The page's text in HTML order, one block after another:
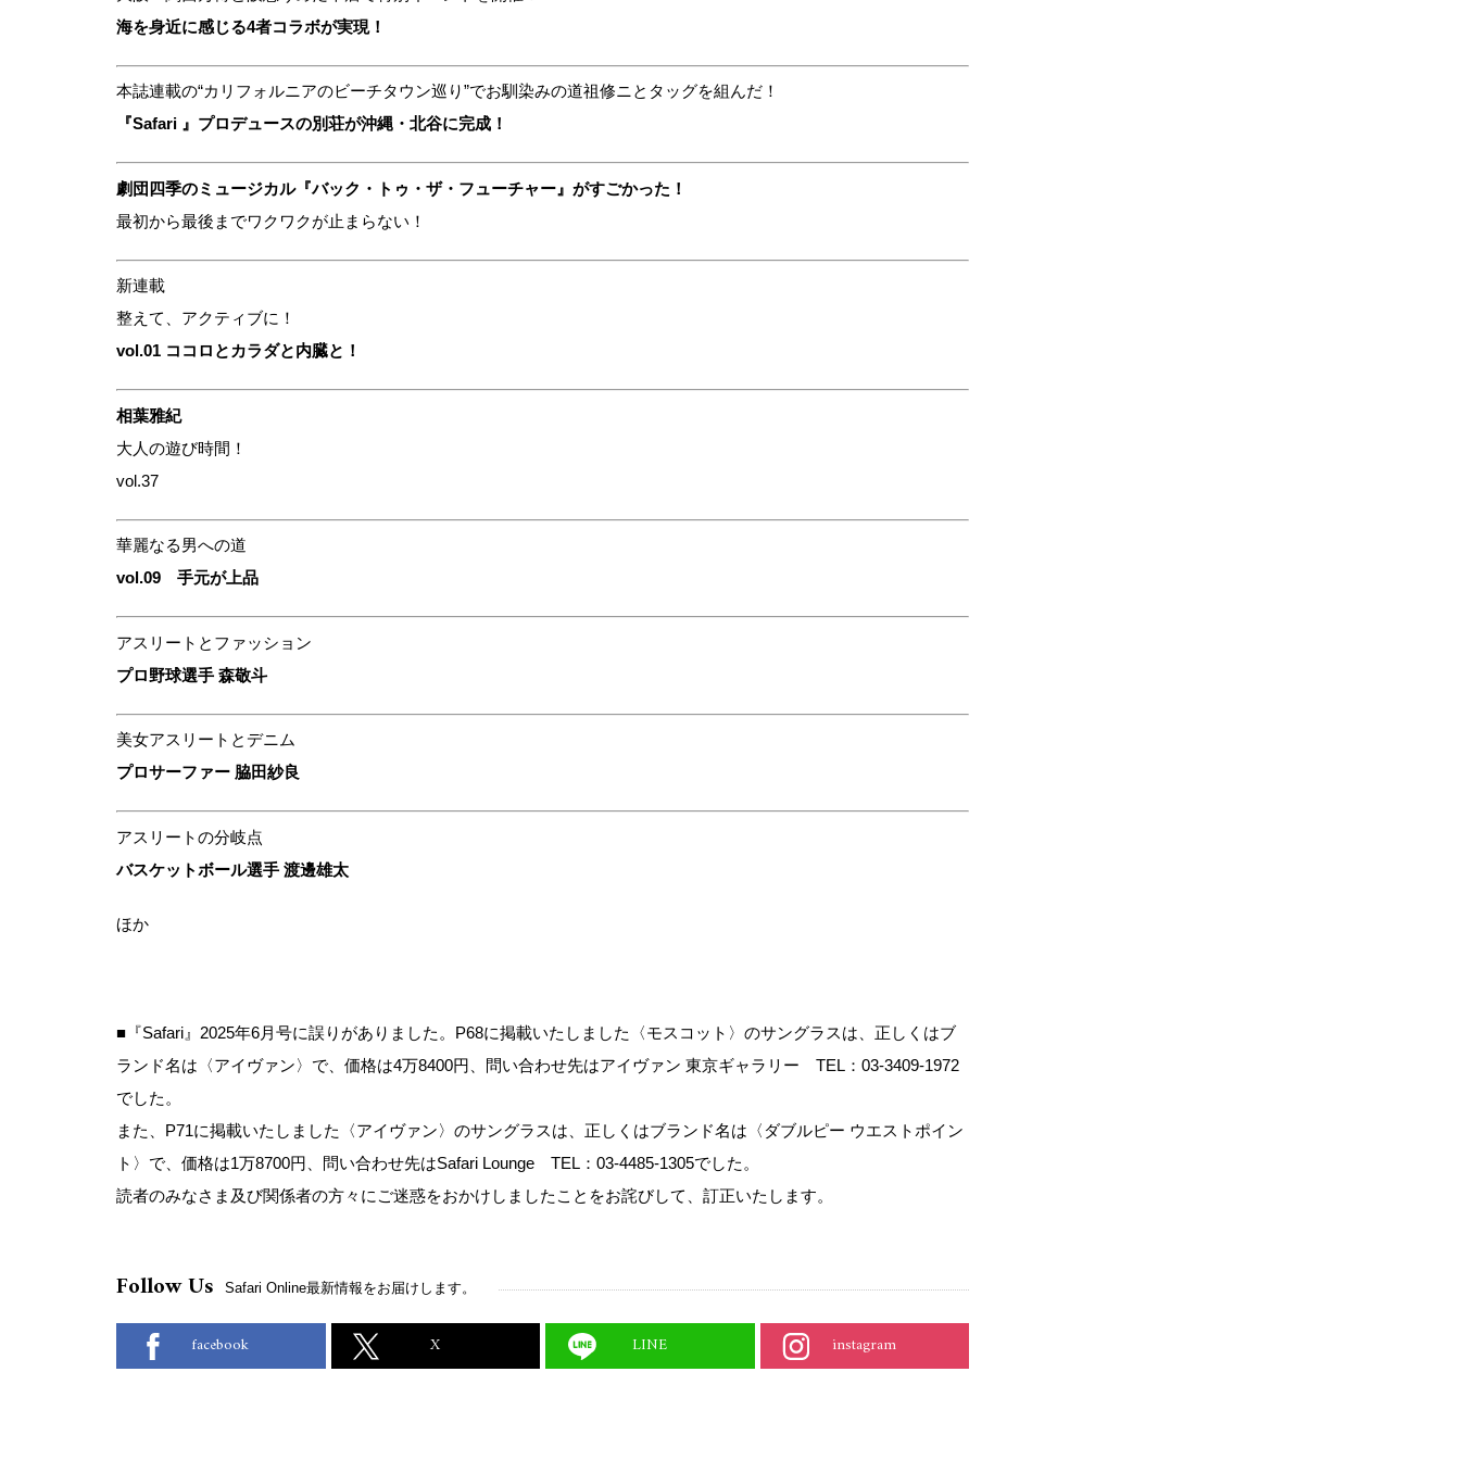
海を身近に感じる4者コラボが実現！
本誌連載の“カリフォルニアのビーチタウン巡り”でお馴染みの道祖修ニとタッグを組んだ！
『Safari 』プロデュースの別荘が沖縄・北谷に完成！
劇団四季のミュージカル『バック・トゥ・ザ・フューチャー』がすごかった！
最初から最後までワクワクが止まらない！
新連載
整えて、アクティブに！
vol.01 ココロとカラダと内臓と！
相葉雅紀
大人の遊び時間！
vol.37
華麗なる男への道
vol.09 手元が上品
アスリートとファッション
プロ野球選手 森敬斗
美女アスリートとデニム
プロサーファー 脇田紗良
アスリートの分岐点
バスケットボール選手 渡邊雄太
ほか
■『Safari』2025年6月号に誤りがありました。 P68に掲載いたしました〈モスコット〉のサングラスは、 正しくはブ
ランド名は〈アイヴァン〉で、価格は4万8400円、 問い合わせ先はアイヴァン 東京ギャラリー TEL：03-3409-1972
でした。
また、P71に掲載いたしました〈アイヴァン〉のサングラスは、 正しくはブランド名は〈 ダブルピー ウエストポイン
ト〉で、価格は1万8700円、 問い合わせ先はSafari Lounge TEL：03-4485-1305でした。
読者のみなさま及び関係者の方々にご迷惑をおかけしましたことをお詫びして、訂正いたします。
Follow Us Safari Online最新情報をお届けします。
facebook X LINE instagram